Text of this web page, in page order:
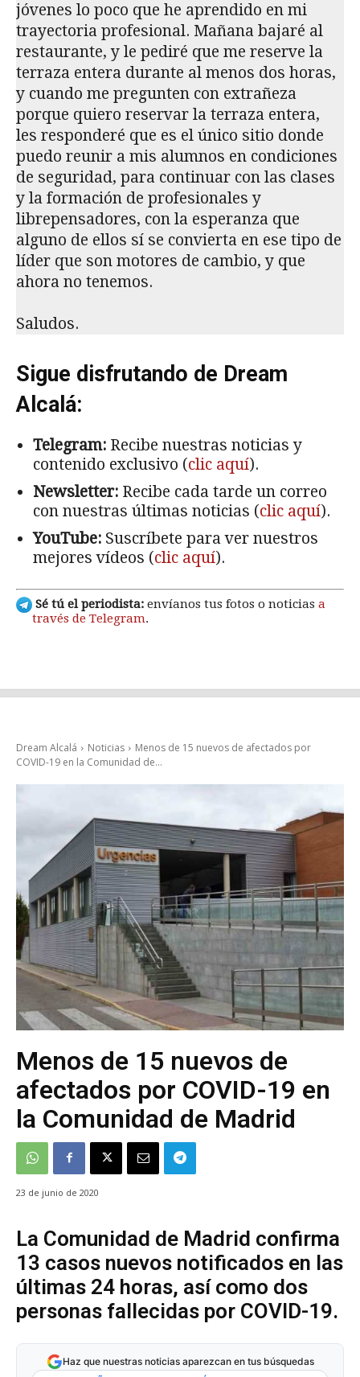
jóvenes lo poco que he aprendido en mi
trayectoria profesional. Mañana bajaré al
restaurante, y le pediré que me reserve la
terraza entera durante al menos dos horas,
y cuando me pregunten con extrañeza
porque quiero reservar la terraza entera,
les responderé que es el único sitio donde
puedo reunir a mis alumnos en condiciones
de seguridad, para continuar con las clases
y la formación de profesionales y
librepensadores, con la esperanza que
alguno de ellos sí se convierta en ese tipo de
líder que son motores de cambio, y que
ahora no tenemos.
Saludos.
Sigue disfrutando de Dream
Alcalá:
Telegram: Recibe nuestras noticias y
contenido exclusivo (clic aquí).
Newsletter: Recibe cada tarde un correo
con nuestras últimas noticias (clic aquí).
YouTube: Suscríbete para ver nuestros
mejores vídeos (clic aquí).
Sé tú el periodista: envíanos tus fotos o noticias a
través de Telegram.